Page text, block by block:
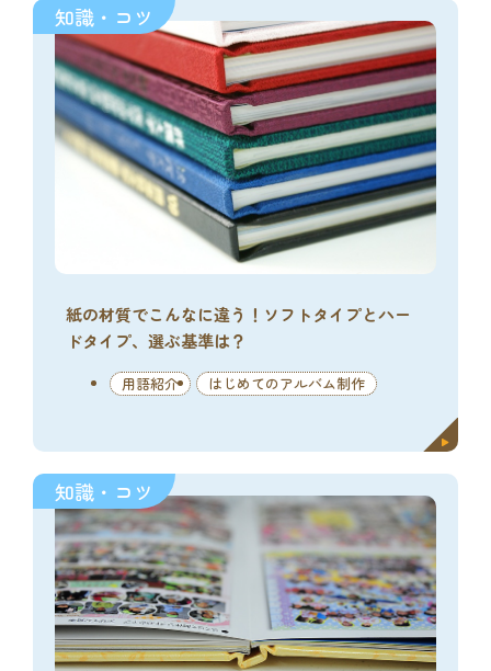
知識・コツ
紙の材質でこんなに違う！ソフトタイプとハー
ドタイプ、選ぶ基準は？
用語紹介 はじめてのアルバム制作
知識・コツ